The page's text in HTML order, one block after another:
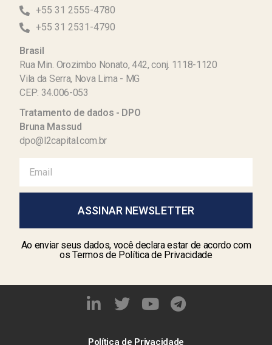
+55 31 2555-4780
+55 31 2531-4790
Brasil
Rua Min. Orozimbo Nonato, 442, conj. 1118-1120
Vila da Serra, Nova Lima - MG
CEP: 34.006-053
Tratamento de dados - DPO
Bruna Massud
dpo@l2capital.com.br
ASSINAR NEWSLETTER
Ao enviar seus dados, você declara estar de acordo com
os Termos de Política de Privacidade
Política de Privacidade